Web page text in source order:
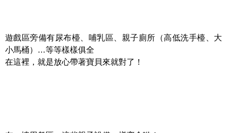
遊戲區旁備有尿布檯、哺乳區、親子廁所（高低洗手檯、大
小馬桶）…等等樣樣俱全
在這裡，就是放心帶著寶貝來就對了！